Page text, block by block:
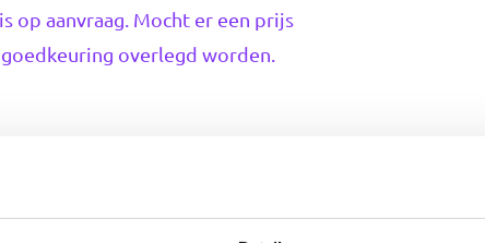
op aanvraag. Mocht er een prijs
overlegd worden.